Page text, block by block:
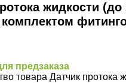
жидкости (до
предзаказа
товара Датчик